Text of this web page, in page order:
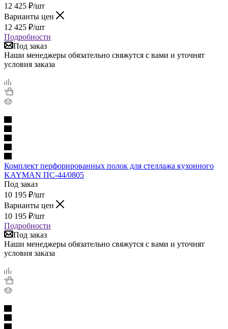
12 425 ₽/шт
Варианты цен
12 425 ₽/шт
Подробности
Под заказ
Наши менеджеры обязательно свяжутся с вами и уточнят
условия заказа
Комплект перфорированных полок для стеллажа кухонного
KAYMAN ПС-44/0805
Под заказ
10 195 ₽/шт
Варианты цен
10 195 ₽/шт
Подробности
Под заказ
Наши менеджеры обязательно свяжутся с вами и уточнят
условия заказа